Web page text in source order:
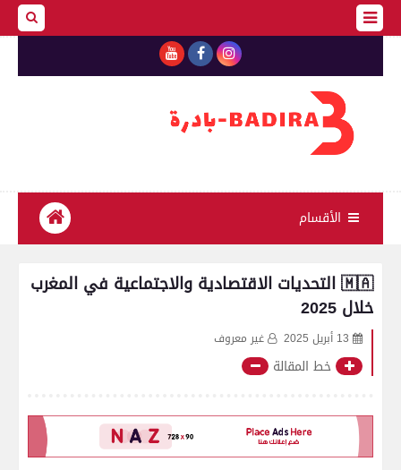
الأقسام
🇲🇦 التحديات الاقتصادية والاجتماعية في المغرب
خلال 2025
13 أبريل 2025 غير معروف
خط المقالة